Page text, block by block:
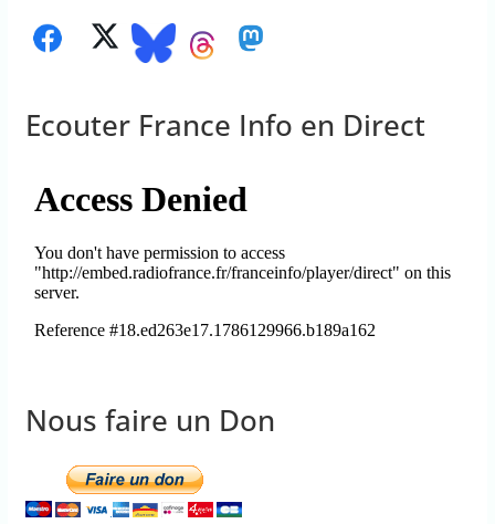
Ecouter France Info en Direct
Nous faire un Don